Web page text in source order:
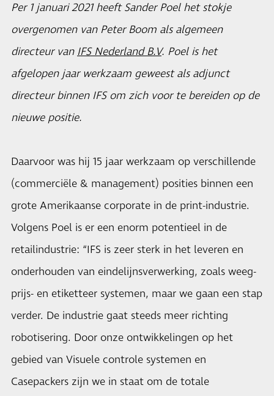
Per 1 januari 2021 heeft Sander Poel het stokje
overgenomen van Peter Boom als algemeen
directeur vanIFS Nederland B.V. Poel is het
afgelopen jaar werkzaam geweest als adjunct
directeur binnen IFS om zich voor te bereiden op de
nieuwe positie.
Daarvoor was hij 15 jaar werkzaam op verschillende
(commerciële & management) posities binnen een
grote Amerikaanse corporate in de print-industrie.
Volgens Poel is er een enorm potentieel in de
retailindustrie: “IFS is zeer sterk in het leveren en
onderhouden van eindelijnsverwerking, zoals weeg-
prijs- en etiketteer systemen, maar we gaan een stap
verder. De industrie gaat steeds meer richting
robotisering. Door onze ontwikkelingen op het
gebied van Visuele controle systemen en
Casepackers zijn we in staat om de totale